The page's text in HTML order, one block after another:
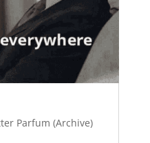
Parfum (Archive)